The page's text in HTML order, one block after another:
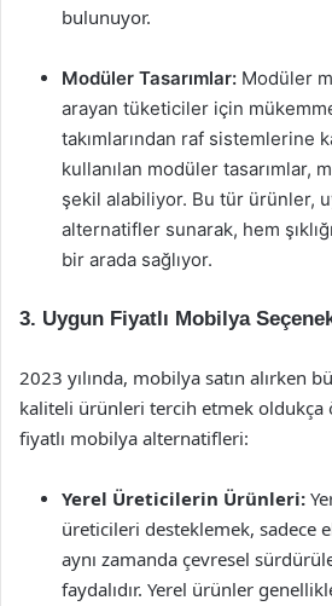
bulunuyor.
Modüler Tasarımlar: Modüler
arayan tüketiciler için
takımlarından raf sistemlerine
kullanılan modüler tasarımlar,
şekil alabiliyor. Bu tür ürünler,
alternatifler sunarak, hem
bir arada sağlıyor.
3. Uygun Fiyatlı Mobilya
2023 yılında, mobilya satın alırken
kaliteli ürünleri tercih etmek oldukça
fiyatlı mobilya alternatifleri:
Yerel Üreticilerin Ürünleri:
üreticileri desteklemek, sadece
aynı zamanda çevresel
faydalıdır. Yerel ürünler